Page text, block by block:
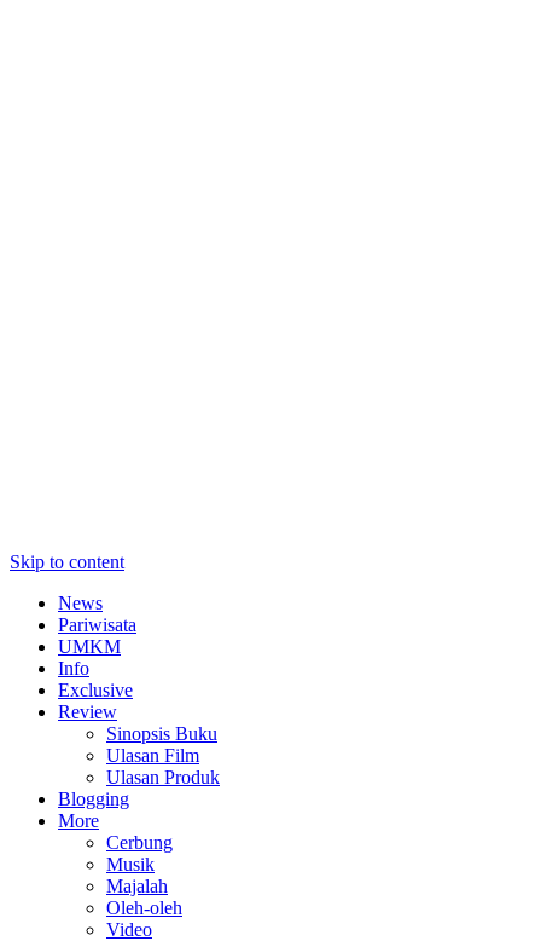
Skip to content
News
Pariwisata
UMKM
Info
Exclusive
Review
Sinopsis Buku
Ulasan Film
Ulasan Produk
Blogging
More
Cerbung
Musik
Majalah
Oleh-oleh
Video